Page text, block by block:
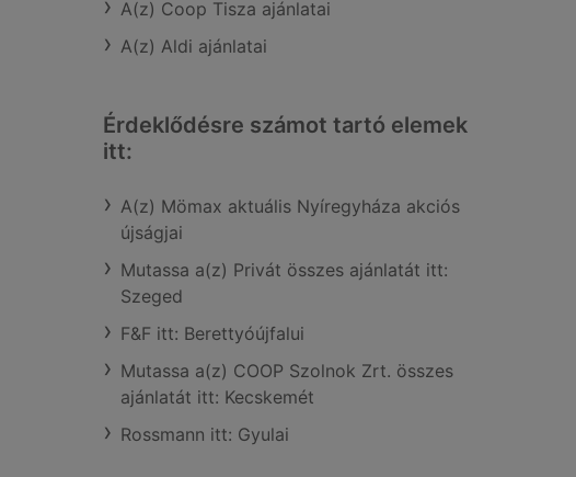
A(z) Coop Tisza ajánlatai
A(z) Aldi ajánlatai
Érdeklődésre számot tartó elemek
itt:
A(z) Mömax aktuális Nyíregyháza akciós
újságjai
Mutassa a(z) Privát összes ajánlatát itt:
Szeged
F&F itt: Berettyóújfalui
Mutassa a(z) COOP Szolnok Zrt. összes
ajánlatát itt: Kecskemét
Rossmann itt: Gyulai